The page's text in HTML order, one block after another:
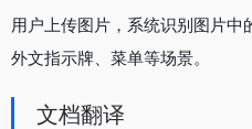
用户上传图片，系统识别图片
外文指示牌、菜单等场景。
文档翻译